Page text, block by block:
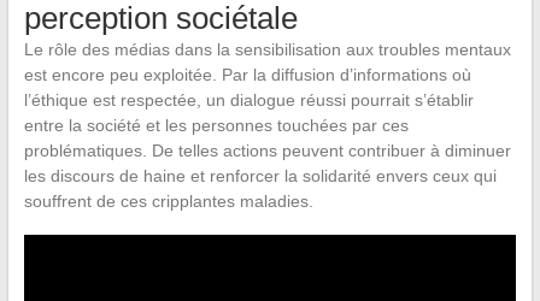
perception sociétale
Le rôle des médias dans la sensibilisation aux troubles mentaux
est encore peu exploitée. Par la diffusion d’informations où
l’éthique est respectée, un dialogue réussi pourrait s’établir
entre la société et les personnes touchées par ces
problématiques. De telles actions peuvent contribuer à diminuer
les discours de haine et renforcer la solidarité envers ceux qui
souffrent de ces cripplantes maladies.